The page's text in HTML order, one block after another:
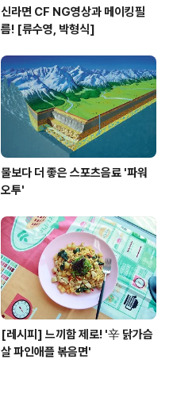
신라면 CF NG영상과 메이킹필
름! [류수영, 박형식]
물보다 더 좋은 스포츠음료 '파워
오투'
[레시피] 느끼함 제로! '辛 닭가슴
살 파인애플 볶음면'